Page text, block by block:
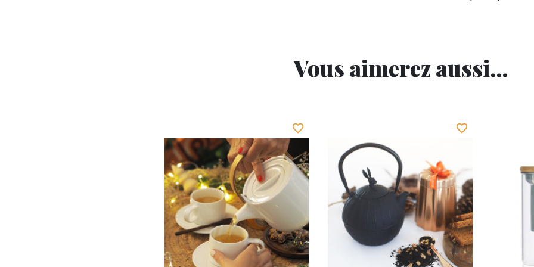
Vous aimerez aussi...
favorite_border favorite_border